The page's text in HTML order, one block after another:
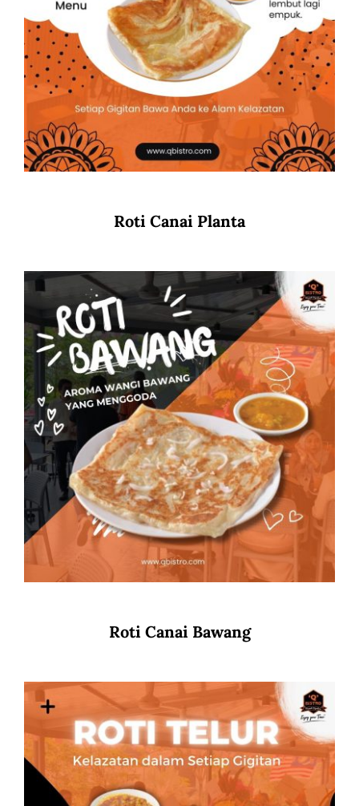
Roti Canai Planta
Roti Canai Bawang